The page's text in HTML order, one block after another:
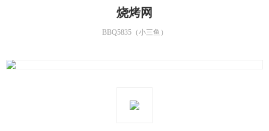
烧烤网
BBQ5835（小三鱼）